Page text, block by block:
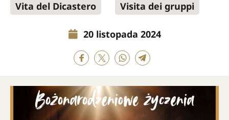
Vita del Dicastero Visita dei gruppi
20 listopada 2024